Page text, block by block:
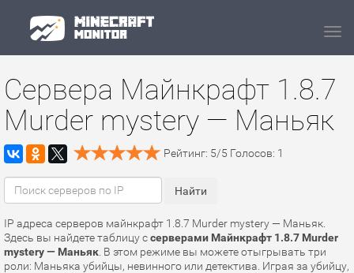
Сервера Майнкрафт 1.8.7
Murder mystery — Маньяк
Рейтинг: 5/5 Голосов: 1
IP адреса серверов майнкрафт 1.8.7 Murder mystery — Маньяк.
Здесь вы найдете таблицу ссерверами Майнкрафт 1.8.7 Murder
mystery — Маньяк . В этом режиме вы можете отыгрывать три
роли: Маньяка убийцы, невинного или детектива. Играя за убийцу,